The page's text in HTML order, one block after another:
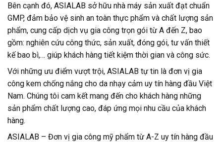
Bên cạnh đó, ASIALAB sở hữu nhà máy sản xuất đạt chuẩn
GMP, đảm bảo vệ sinh an toàn thực phẩm và chất lượng sản
phẩm, cung cấp dịch vụ gia công trọn gói từ A đến Z, bao
gồm: nghiên cứu công thức, sản xuất, đóng gói, tư vấn thiết
kế bao bì,… giúp khách hàng tiết kiệm thời gian và công sức.
Với những ưu điểm vượt trội, ASIALAB tự tin là đơn vị gia
công kem chống nắng cho da nhạy cảm uy tín hàng đầu Việt
Nam. Chúng tôi cam kết mang đến cho khách hàng những
sản phẩm chất lượng cao, đáp ứng mọi nhu cầu của khách
hàng.
ASIALAB – Đơn vị gia công mỹ phẩm từ A-Z uy tín hàng đầu